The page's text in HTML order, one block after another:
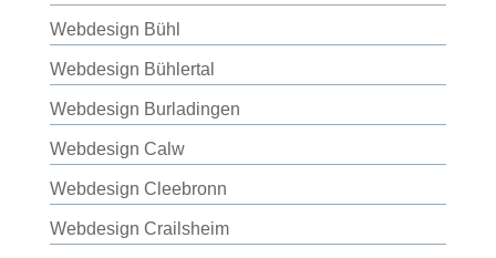
Webdesign Bühl
Webdesign Bühlertal
Webdesign Burladingen
Webdesign Calw
Webdesign Cleebronn
Webdesign Crailsheim